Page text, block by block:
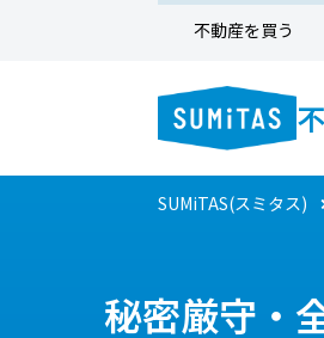
不動産を買う
SUMiTAS(スミタス)
秘密厳守・